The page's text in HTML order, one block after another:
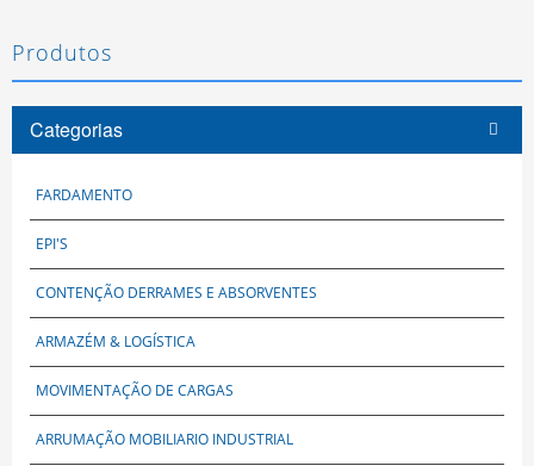
Produtos
Categorias
FARDAMENTO
EPI'S
CONTENÇÃO DERRAMES E ABSORVENTES
ARMAZÉM & LOGÍSTICA
MOVIMENTAÇÃO DE CARGAS
ARRUMAÇÃO MOBILIARIO INDUSTRIAL